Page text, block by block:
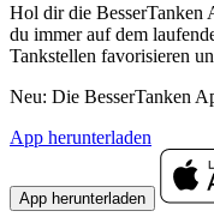
Hol dir die BesserTanken
du immer auf dem
Tankstellen favorisieren
Neu: Die BesserTanken
App herunterladen
App herunterladen